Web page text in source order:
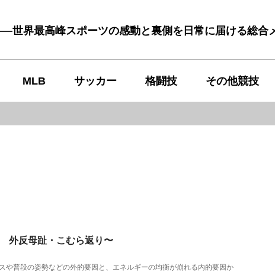
世界最高峰スポーツの感動と裏側を日常に届ける総合
MLB サッカー 格闘技 その他競技
反母趾・こむら返り〜
普段の姿勢などの外的要因と、エネルギーの均衡が崩れる内的要因か